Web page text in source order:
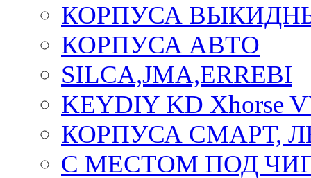
КОРПУСА
КОРПУСА АВТО
SILCA,JMA,ERREBI
KEYDIY KD Xhorse
КОРПУСА СМАРТ,
С МЕСТОМ ПОД